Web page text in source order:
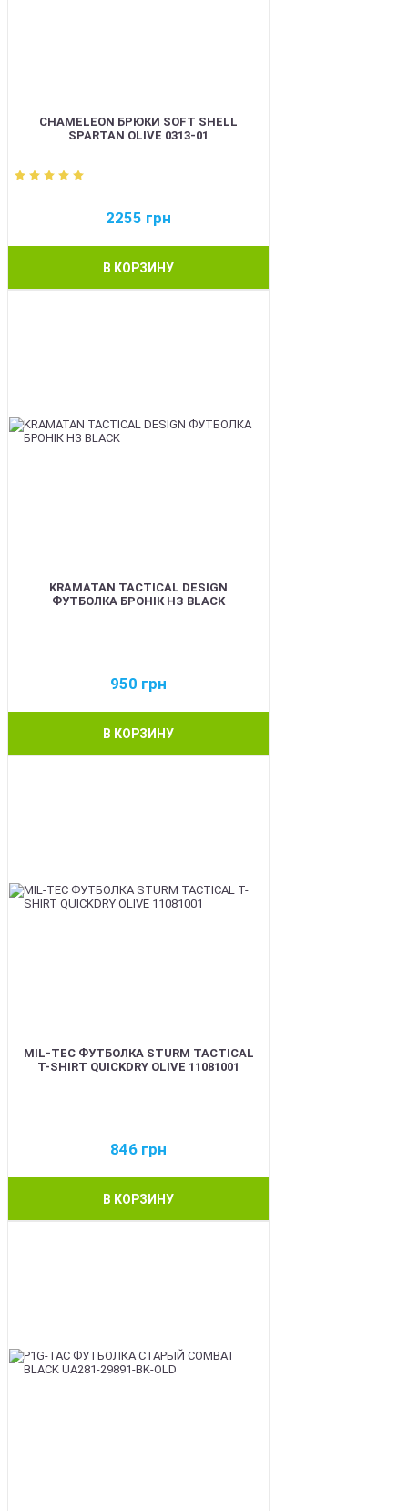
CHAMELEON БРЮКИ SOFT SHELL
SPARTAN OLIVE 0313-01
2255 грн
В КОРЗИНУ
KRAMATAN TACTICAL DESIGN
ФУТБОЛКА БРОНІК НЗ BLACK
950 грн
В КОРЗИНУ
MIL-TEC ФУТБОЛКА STURM TACTICAL
T-SHIRT QUICKDRY OLIVE 11081001
846 грн
В КОРЗИНУ